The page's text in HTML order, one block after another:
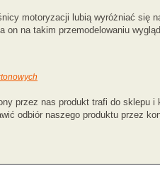
motoryzacji lubią wyróżniać się
on na takim przemodelowaniu
przez nas produkt trafi do sklepu
odbiór naszego produktu przez